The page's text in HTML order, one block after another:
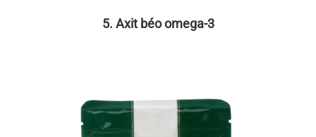
5. Axit béo omega-3